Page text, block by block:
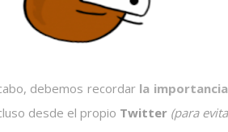
debemos recordar la
desde el propio Twitter (para